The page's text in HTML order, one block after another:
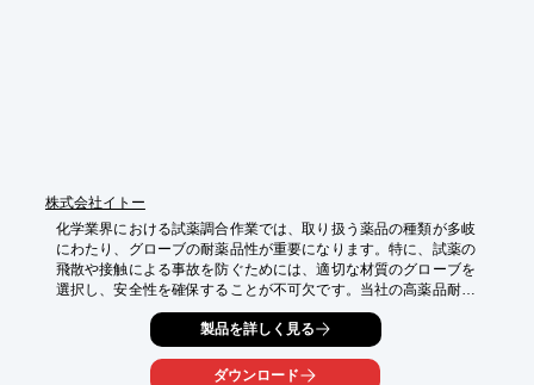
株式会社イトー
化学業界における試薬調合作業では、取り扱う薬品の種類が多岐
にわたり、グローブの耐薬品性が重要になります。特に、試薬の
飛散や接触による事故を防ぐためには、適切な材質のグローブを
選択し、安全性を確保することが不可欠です。当社の高薬品耐性
CSM・ブチルグローブは、高い薬品耐性と作業性を両立し、試薬
調合作業の安全性を向上させます。
【活用シーン】
製品を詳しく見る
ダウンロード